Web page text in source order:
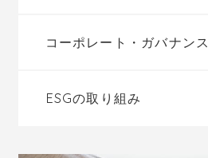
コーポレート・ガバナンス
ESGの取り組み